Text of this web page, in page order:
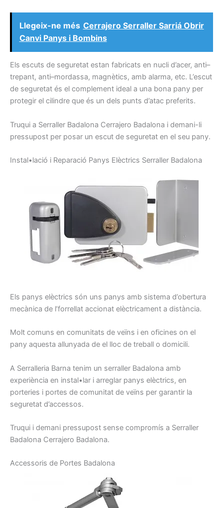
Llegeix-ne més Cerrajero Serraller Sarriá Obrir
Canvi Panys i Bombins
Els escuts de seguretat estan fabricats en nucli d’acer, anti–
trepant, anti–mordassa, magnètics, amb alarma, etc. L’escut
de seguretat és el complement ideal a una bona pany per
protegir el cilindre que és un dels punts d’atac preferits.
Truqui a Serraller Badalona Cerrajero Badalona i demani-li
pressupost per posar un escut de seguretat en el seu pany.
Instal•lació i Reparació Panys Elèctrics Serraller Badalona
Els panys elèctrics són uns panys amb sistema d’obertura
mecànica de l’forrellat accionat elèctricament a distància.
Molt comuns en comunitats de veïns i en oficines on el
pany aquesta allunyada de el lloc de treball o domicili.
A Serralleria Barna tenim un serraller Badalona amb
experiència en instal•lar i arreglar panys elèctrics, en
porteries i portes de comunitat de veïns per garantir la
seguretat d’accessos.
Truqui i demani pressupost sense compromís a Serraller
Badalona Cerrajero Badalona.
Accessoris de Portes Badalona